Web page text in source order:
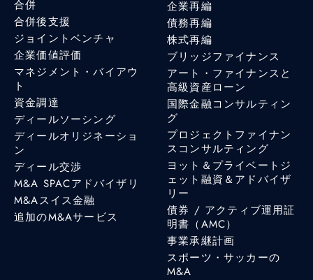
合併
合併後支援
ジョイントベンチャ
企業価値評価
マネジメント・バイアウ
ト
資金調達
ディールソーシング
ディールオリジネーショ
ン
ディール交渉
M&A SPACアドバイザリ
M&Aスイス金融
追加のM&Aサービス
企業再編
債務再編
株式再編
ブリッジファイナンス
アート・ファイナンスと
高級資産ローン
国際金融コンサルティン
グ
プロジェクトファイナン
スコンサルティング
ヨット＆プライベートジ
ェット融資＆アドバイザ
リー
債券 / アクティブ運用証
明書（AMC）
事業承継計画
スポーツ・サッカーの
M&A